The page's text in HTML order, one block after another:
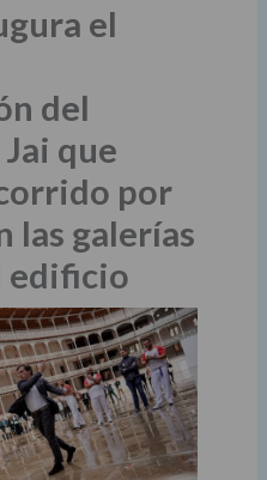
el
del
que
por
las galerías
edificio